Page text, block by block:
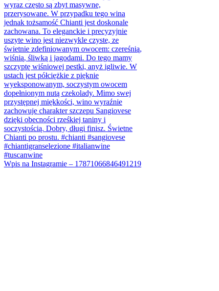
Wpis na Instagramie – 17871066846491219